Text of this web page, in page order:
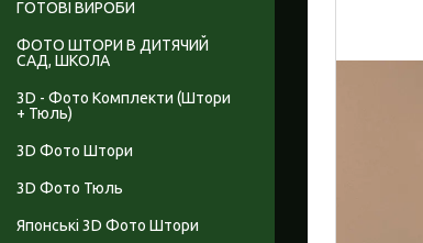
ГОТОВІ ВИРОБИ
ФОТО ШТОРИ В ДИТЯЧИЙ
САД, ШКОЛА
3D - Фото Комплекти (Штори
+ Тюль)
3D Фото Штори
3D Фото Тюль
Японські 3D Фото Штори